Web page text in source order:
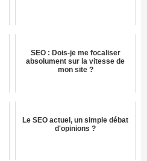
SEO : Dois-je me focaliser
absolument sur la vitesse de
mon site ?
Le SEO actuel, un simple débat
d'opinions ?